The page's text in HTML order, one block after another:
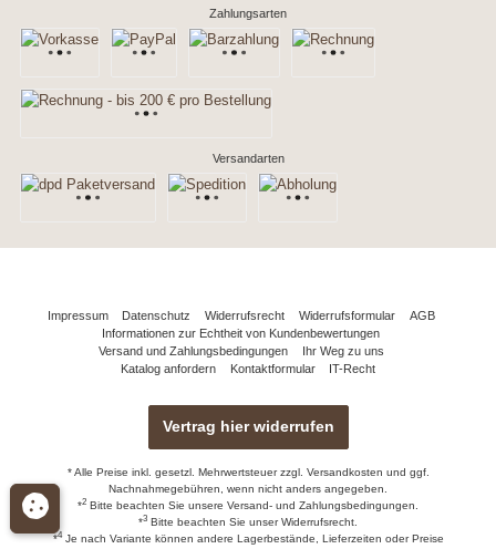
Zahlungsarten
Versandarten
Impressum Datenschutz Widerrufsrecht Widerrufsformular
AGB
Informationen zur Echtheit von Kundenbewertungen
Versand und Zahlungsbedingungen
Ihr Weg zu uns
Katalog anfordern
Kontaktformular IT-Recht
Vertrag hier widerrufen
* Alle Preise inkl. gesetzl. Mehrwertsteuer zzgl. Versandkosten und ggf.
Nachnahmegebühren, wenn nicht anders angegeben.
*2 Bitte beachten Sie unsere Versand- und Zahlungsbedingungen.
*3 Bitte beachten Sie unserWiderrufsrecht
*4Je nach Variante können andere Lagerbestände, Lieferzeiten oder Preise